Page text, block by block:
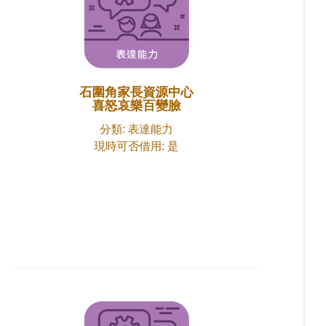
石圍角家長資源中心
喜怒哀樂百變臉
分類: 表達能力
現時可否借用: 是